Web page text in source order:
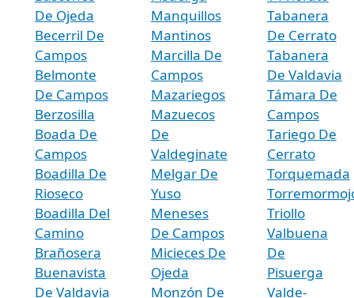
De Ojeda
Becerril De
Campos
Belmonte
De Campos
Berzosilla
Boada De
Campos
Boadilla De
Rioseco
Boadilla Del
Camino
Brañosera
Buenavista
De Valdavia
Manquillos
Mantinos
Marcilla De
Campos
Mazariegos
Mazuecos
De
Valdeginate
Melgar De
Yuso
Meneses
De Campos
Micieces De
Ojeda
Monzón De
Tabanera
De Cerrato
Tabanera
De Valdavia
Támara De
Campos
Tariego De
Cerrato
Torquemada
Triollo
Valbuena
De
Pisuerga
Valde-